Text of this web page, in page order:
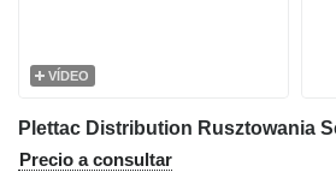
VÍDEO
Precio a consultar